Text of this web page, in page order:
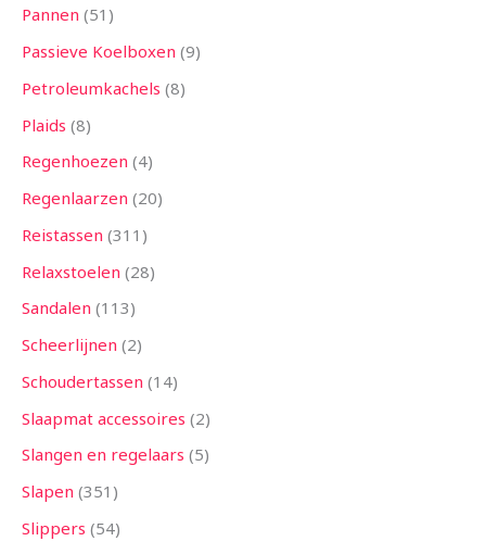
Pannen 51
Passieve Koelboxen 9
Petroleumkachels 8
Plaids 8
Regenhoezen 4
Regenlaarzen 20
Reistassen 311
Relaxstoelen 28
Sandalen 113
Scheerlijnen 2
Schoudertassen 14
Slaapmat accessoires 2
Slangen en regelaars 5
Slapen 351
Slippers 54